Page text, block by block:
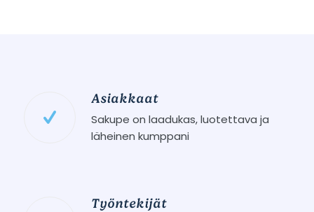
Asiakkaat
Sakupe on laadukas, luotettava ja
läheinen kumppani
Työntekijät